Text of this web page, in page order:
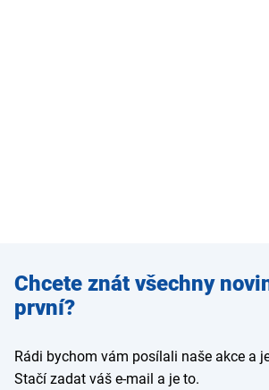
Zadejte
e-mail
Chcete znát všechny
první?
Rádi bychom vám posílali naše akce a
Stačí zadat váš e-mail a je to.